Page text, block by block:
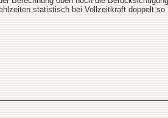
statistisch bei Vollzeitkraft doppelt so